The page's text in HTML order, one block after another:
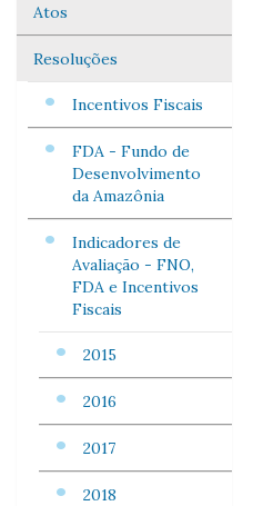
Navegação
Atos
Resoluções
Incentivos Fiscais
FDA - Fundo de
Desenvolvimento
da Amazônia
Indicadores de
Avaliação - FNO,
FDA e Incentivos
Fiscais
2015
2016
2017
2018